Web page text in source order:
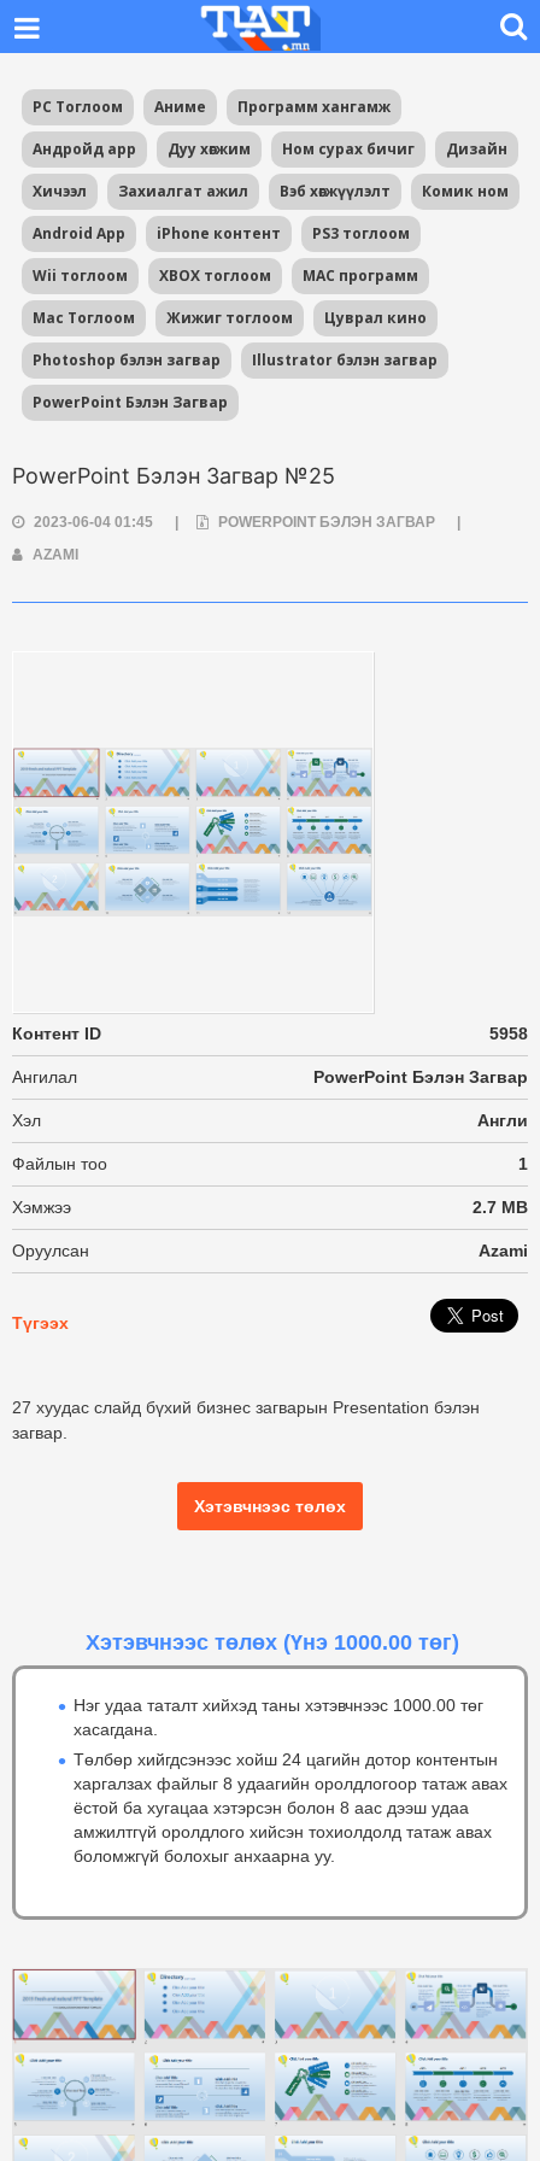
PC Тоглоом Аниме Программ хангамж
Андройд app Дуу хөгжим Ном сурах бичиг Дизайн
Хичээл Захиалгат ажил Вэб хөгжүүлэлт Комик ном
Android App iPhone контент PS3 тоглоом
Wii тоглоом XBOX тоглоом MAC программ
Mac Тоглоом Жижиг тоглоом Цуврал кино
Photoshop бэлэн загвар Illustrator бэлэн загвар
PowerPoint Бэлэн Загвар
PowerPoint Бэлэн Загвар №25
2023-06-04 01:45 POWERPOINT БЭЛЭН ЗАГВАР
AZAMI
Контент ID 5958
Ангилал PowerPoint Бэлэн Загвар
Хэл Англи
Файлын тоо 1
Хэмжээ 2.7 MB
Оруулсан Azami
Түгээх
27 хуудас слайд бүхий бизнес загварын Presentation бэлэн
загвар.
Хэтэвчнээс төлөх
Хэтэвчнээс төлөх (Үнэ 1000.00 төг)
Нэг удаа таталт хийхэд таны хэтэвчнээс 1000.00 төг
хасагдана.
Төлбөр хийгдсэнээс хойш 24 цагийн дотор контентын
харгалзах файлыг 8 удаагийн оролдлогоор татаж авах
ёстой ба хугацаа хэтэрсэн болон 8 аас дээш удаа
амжилтгүй оролдлого хийсэн тохиолдолд татаж авах
боломжгүй болохыг анхаарна уу.